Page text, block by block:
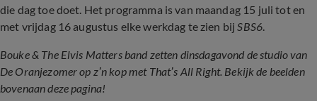
die dag toe doet. Het programma is van maandag 15 juli tot en
met vrijdag 16 augustus elke werkdag te zien bijSBS6.
Bouke & The Elvis Matters band zetten dinsdagavond de studio van
De Oranjezomer op z’n kop met That’s All Right. Bekijk de beelden
bovenaan deze pagina!